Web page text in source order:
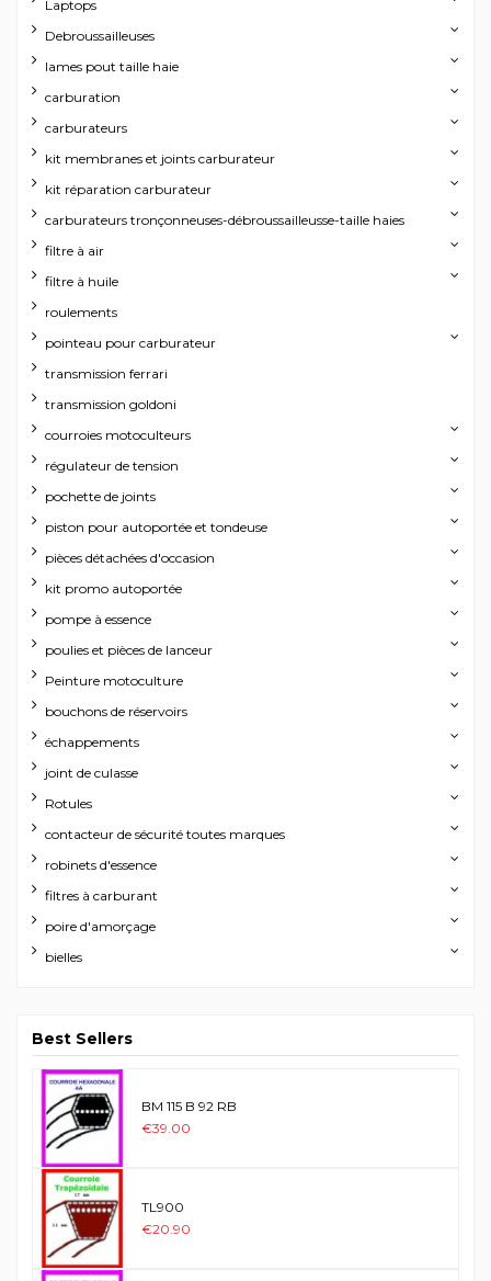
Laptops
Debroussailleuses
lames pout taille haie
carburation
carburateurs
kit membranes et joints carburateur
kit réparation carburateur
carburateurs tronçonneuses-débroussailleusse-taille haies
filtre à air
filtre à huile
roulements
pointeau pour carburateur
transmission ferrari
transmission goldoni
courroies motoculteurs
régulateur de tension
pochette de joints
piston pour autoportée et tondeuse
pièces détachées d'occasion
kit promo autoportée
pompe à essence
poulies et pièces de lanceur
Peinture motoculture
bouchons de réservoirs
échappements
joint de culasse
Rotules
contacteur de sécurité toutes marques
robinets d'essence
filtres à carburant
poire d'amorçage
bielles
Best Sellers
BM 115 B 92 RB
€39.00
TL900
€20.90